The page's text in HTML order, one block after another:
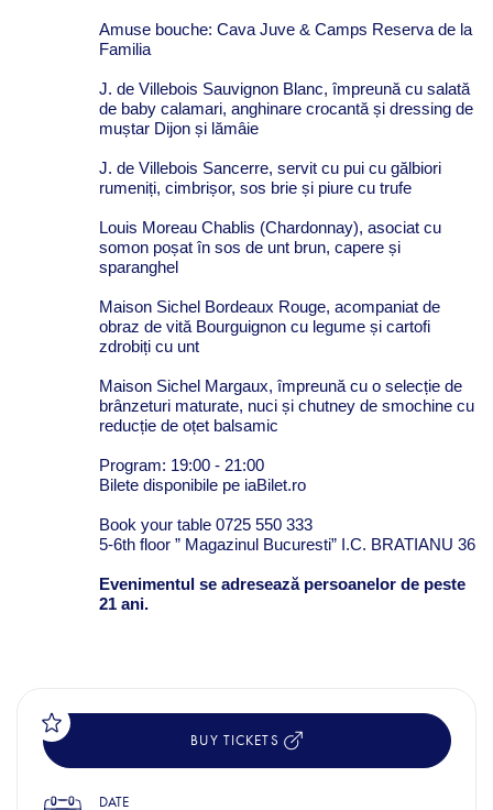
Amuse bouche: Cava Juve & Camps Reserva de la
Familia
J. de Villebois Sauvignon Blanc, împreună cu salată
de baby calamari, anghinare crocantă și dressing de
muștar Dijon și lămâie
J. de Villebois Sancerre, servit cu pui cu gălbiori
rumeniți, cimbrișor, sos brie și piure cu trufe
Louis Moreau Chablis (Chardonnay), asociat cu
somon poșat în sos de unt brun, capere și
sparanghel
Maison Sichel Bordeaux Rouge, acompaniat de
obraz de vită Bourguignon cu legume și cartofi
zdrobiți cu unt
Maison Sichel Margaux, împreună cu o selecție de
brânzeturi maturate, nuci și chutney de smochine cu
reducție de oțet balsamic
Program: 19:00 - 21:00
Bilete disponibile pe iaBilet.ro
Book your table 0725 550 333
5-6th floor ” Magazinul Bucuresti” I.C. BRATIANU 36
Evenimentul se adresează persoanelor depeste
21 ani.
BUY TICKETS
DATE